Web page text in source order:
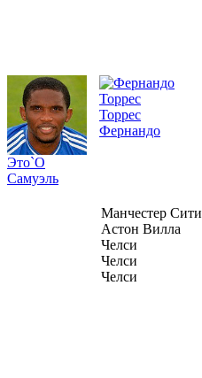
Это`О
Самуэль
Торрес
Фернандо
Манчестер Сити
Астон Вилла
Челси
Челси
Челси